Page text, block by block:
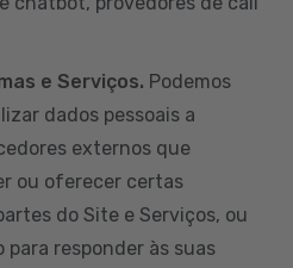
e Serviços. Podemos
dados pessoais a
externos que
ou oferecer certas
do Site e Serviços, ou
responder às suas